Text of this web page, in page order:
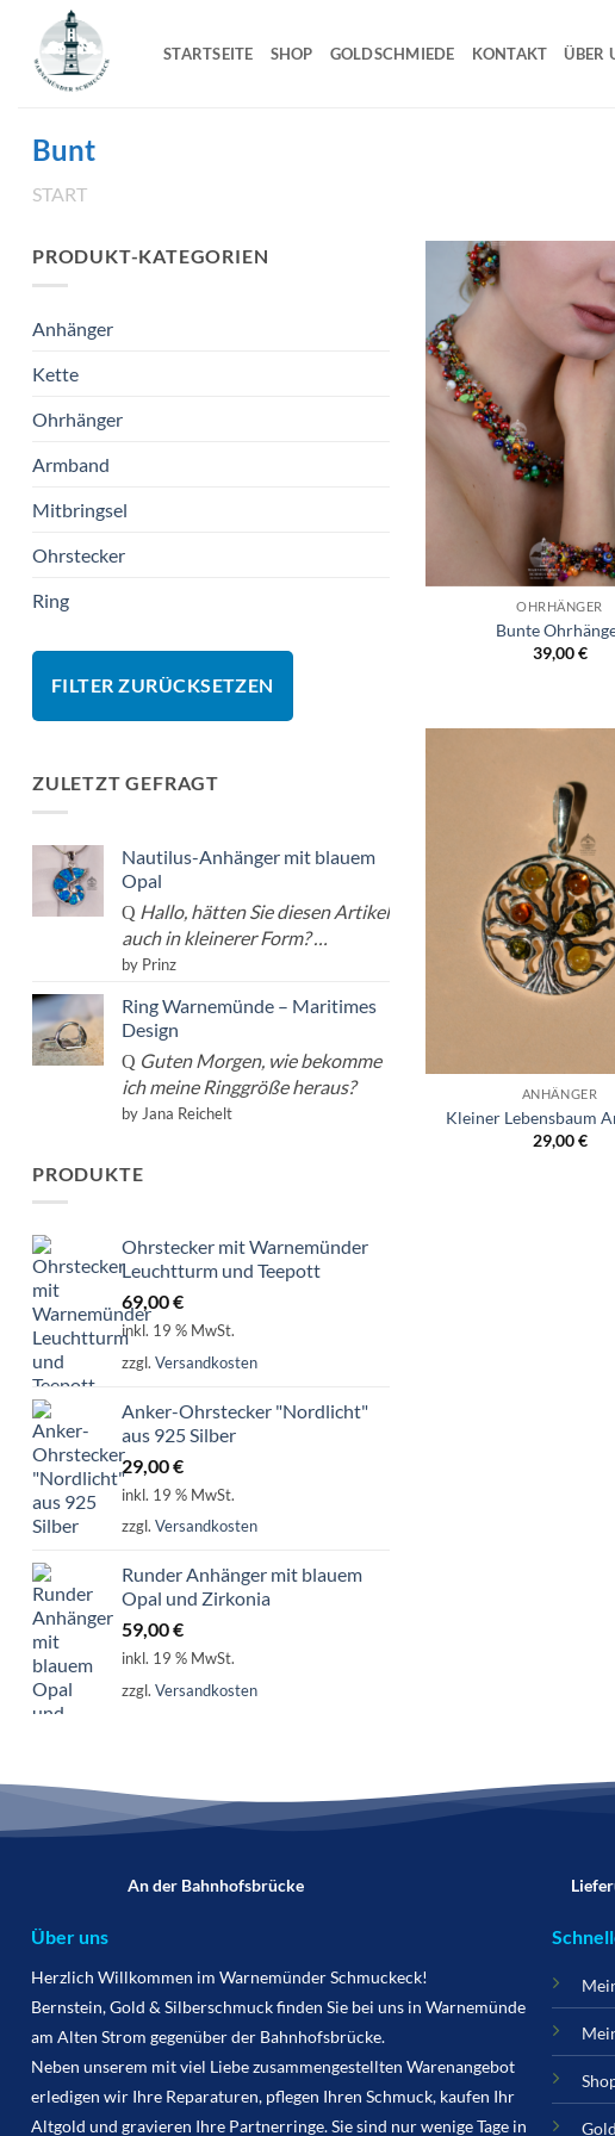
Inhalt
springen
STARTSEITE SHOP GOLDSCHMIEDE KONTAKT ÜBER
Bunt
START
PRODUKT-KATEGORIEN
Anhänger
Kette
Ohrhänger
Armband
Mitbringsel
Ohrstecker
Ring
FILTER ZURÜCKSETZEN
ZULETZT GEFRAGT
Nautilus-Anhänger mit blauem
Opal
Hallo, hätten Sie diesen Artikel
auch in kleinerer Form? …
by Prinz
Ring Warnemünde – Maritimes
Design
Guten Morgen, wie bekomme
ich meine Ringgröße heraus?
by Jana Reichelt
PRODUKTE
Ohrstecker mit Warnemünder
Leuchtturm und Teepott
69,00€
inkl. 19 % MwSt.
zzgl. Versandkosten
Anker-Ohrstecker "Nordlicht"
aus 925 Silber
29,00€
inkl. 19 % MwSt.
zzgl. Versandkosten
Runder Anhänger mit blauem
Opal und Zirkonia
59,00€
inkl. 19 % MwSt.
zzgl. Versandkosten
OHRHÄNGER
Bunte
39,00€
ANHÄNGER
Kleiner Lebensbaum
29,00€
An der Bahnhofsbrücke
Über uns
Herzlich Willkommen im Warnemünder Schmuckeck!
Bernstein, Gold & Silberschmuck finden Sie bei uns in Warnemünde
am Alten Strom gegenüber der Bahnhofsbrücke.
Neben unserem mit viel Liebe zusammengestellten Warenangebot
erledigen wir Ihre Reparaturen, pflegen Ihren Schmuck, kaufen Ihr
Altgold und gravieren Ihre Partnerringe. Sie sind nur wenige Tage in